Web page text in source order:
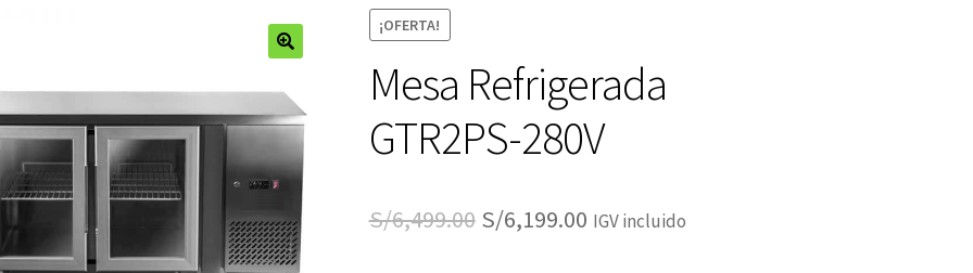
¡OFERTA!
Mesa Refrigerada
GTR2PS-280V
S/6,499.00 El
S/6,199.00ElIGV incluido